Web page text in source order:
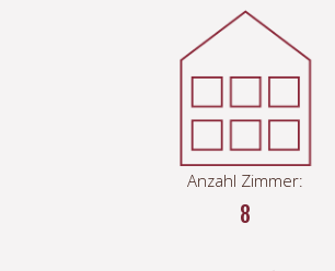
Anzahl Zimmer:
8